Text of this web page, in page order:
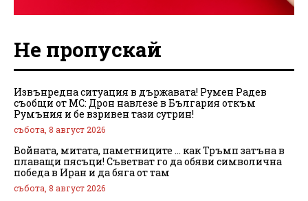
Не пропускай
Извънредна ситуация в държавата! Румен Радев
съобщи от МС: Дрон навлезе в България откъм
Румъния и бе взривен тази сутрин!
събота, 8 август 2026
Войната, митата, паметниците … как Тръмп затъна в
плаващи пясъци! Съветват го да обяви символична
победа в Иран и да бяга от там
събота, 8 август 2026